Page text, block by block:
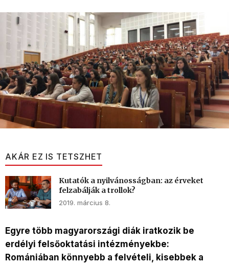
AKÁR EZ IS TETSZHET
Kutatók a nyilvánosságban: az érveket
felzabálják a trollok?
2019. március 8.
Egyre több magyarországi diák iratkozik be
erdélyi felsőoktatási intézményekbe:
Romániában könnyebb a felvételi, kisebbek a